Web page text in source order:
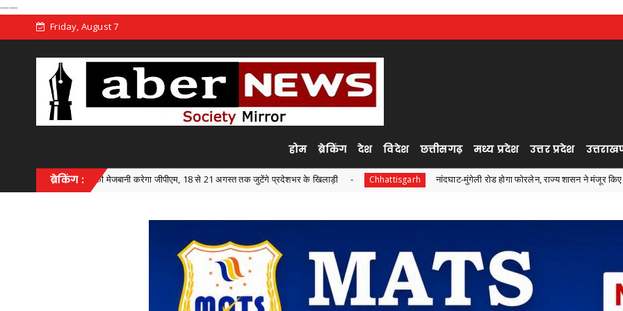
——
Friday, August 7
होम ब्रेकिंग देश विदेश छत्तीसगढ़ मध्य प्रदेश उत्तर प्रदेश
ब्रेकिंग :
की मेजबानी करेगा जीपीएम, 18 से 21 अगस्त तक जुटेंगे प्रदेशभर के खिलाड़ी Chhattisgarh नांदघाट-मुंगेली रोड होगा फोरलेन, राज्य शासन ने मंजूर किए 21.81 करोड़